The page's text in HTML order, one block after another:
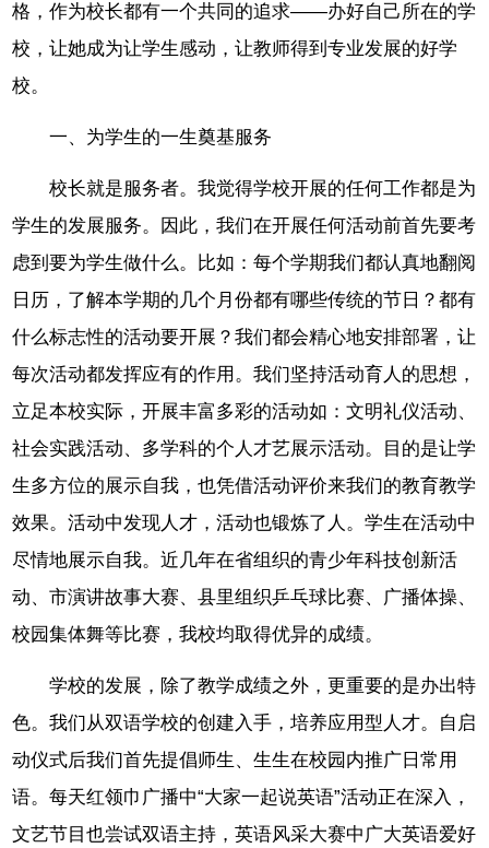
格，作为校长都有一个共同的追求——办好自己所在的学
校，让她成为让学生感动，让教师得到专业发展的好学
校。
一、为学生的一生奠基服务
校长就是服务者。我觉得学校开展的任何工作都是为
学生的发展服务。因此，我们在开展任何活动前首先要考
虑到要为学生做什么。比如：每个学期我们都认真地翻阅
日历，了解本学期的几个月份都有哪些传统的节日？都有
什么标志性的活动要开展？我们都会精心地安排部署，让
每次活动都发挥应有的作用。我们坚持活动育人的思想，
立足本校实际，开展丰富多彩的活动如：文明礼仪活动、
社会实践活动、多学科的个人才艺展示活动。目的是让学
生多方位的展示自我，也凭借活动评价来我们的教育教学
效果。活动中发现人才，活动也锻炼了人。学生在活动中
尽情地展示自我。近几年在省组织的青少年科技创新活
动、市演讲故事大赛、县里组织乒乓球比赛、广播体操、
校园集体舞等比赛，我校均取得优异的成绩。
学校的发展，除了教学成绩之外，更重要的是办出特
色。我们从双语学校的创建入手，培养应用型人才。自启
动仪式后我们首先提倡师生、生生在校园内推广日常用
语。每天红领巾广播中“大家一起说英语”活动正在深入，
文艺节目也尝试双语主持，英语风采大赛中广大英语爱好